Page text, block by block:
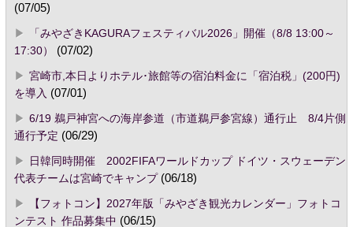
(07/05)
「みやざきKAGURAフェスティバル2026」開催（8/8 13:00～
17:30）
(07/02)
宮崎市,本日よりホテル･旅館等の宿泊料金に「宿泊税」(200円)
を導入 (07/01)
6/19 鵜戸神宮への海岸参道（市道鵜戸参宮線）通行止 8/4片側
通行予定 (06/29)
日韓同時開催 2002FIFAワールドカップ ドイツ・スウェーデン
代表チームは宮崎でキャンプ(06/18)
【フォトコン】2027年版「みやざき観光カレンダー」フォトコ
ンテスト 作品募集中 (06/15)